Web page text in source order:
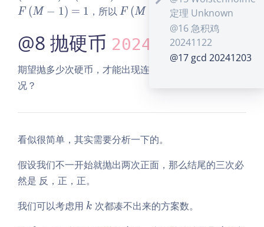
定理 Unknown
@16 急积鸡
20241122
@17 gcd 20241203
{\i
nft
y}
\fr
ac
12
P_
eft
\ri
t)
\r
ig
h
t)
-
t
\r
t)
eft
(N
\r
ig
t)
F
eft
\r
ig
t)
ft
(N
gh
=
(M
N
gh
\le
\le
\le
(M
\ri
=
1
F (M − 1) = 1 ，所以F
ft
(M
- 1
\ri
ac
N
M
F (M = M
N 。
@8 抛硬币 20240716
期望抛多少次硬币，才能出现连续两次正面朝上的情
况？
看似很简单，其实需要分析一下的。
假设我们不一开始就抛出两次正面，那么结尾的三次必
然是 反，正，正。
我们可以考虑用 k
k 次都凑不出来的方案数。